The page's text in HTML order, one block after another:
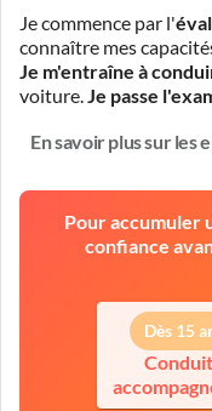
Je commence par l'
connaître mes
Je m'entraîne à
voiture.Je passe
En savoir plus sur les
Pour accumuler
confiance
Dès 15